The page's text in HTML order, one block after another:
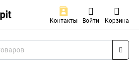
Контакты Войти Корзина